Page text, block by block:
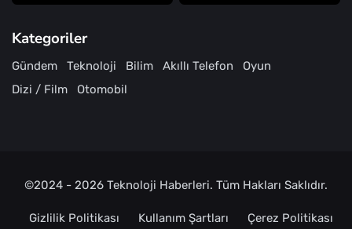
Kategoriler
Gündem Teknoloji Bilim Akıllı Telefon
Oyun
Dizi / Film
Otomobil
©2024 - 2026 Teknoloji Haberleri. Tüm Hakları Saklıdır.
Gizlilik Politikası Kullanım Şartları Çerez Politikası